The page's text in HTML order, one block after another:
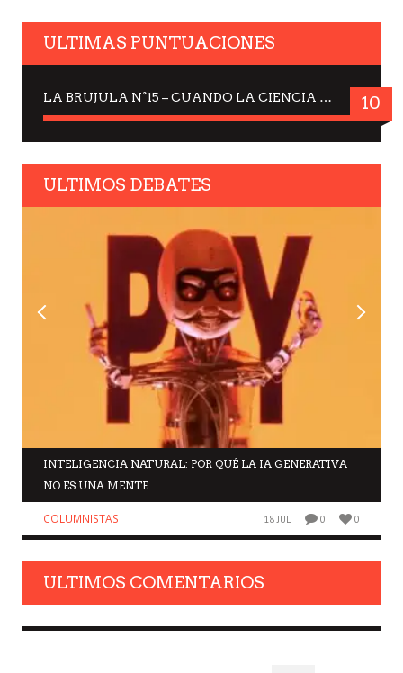
ULTIMAS PUNTUACIONES
LA BRUJULA N°15 – CUANDO LA CIENCIA MIRA AL CIELO, DRA. ELISABETH KÜBLER-ROSS 10
ULTIMOS DEBATES
INTELIGENCIA NATURAL: POR QUÉ LA IA GENERATIVA
NO ES UNA MENTE
COLUMNISTAS 18 JUL 0 0
ULTIMOS COMENTARIOS